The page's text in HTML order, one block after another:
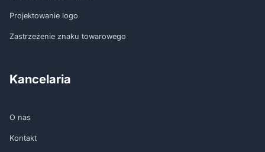
Projektowanie logo
Zastrzeżenie znaku towarowego
Kancelaria
O nas
Kontakt